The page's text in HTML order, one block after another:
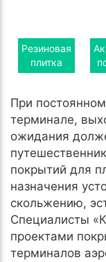
Резиновая
плитка
При
терминале,
ожидания
покрытий для
назначения
скольжению,
Специалисты
проектами
терминалов